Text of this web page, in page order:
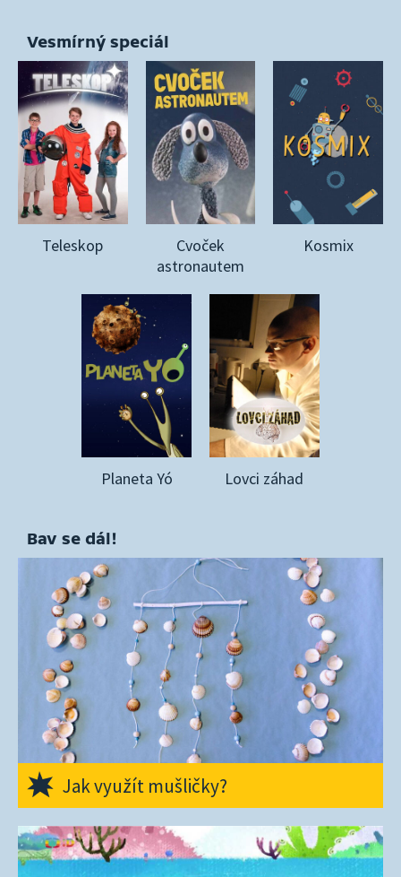
Vesmírný speciál
Teleskop
Cvoček
astronautem
Kosmix
Planeta Yó Lovci záhad
Bav se dál!
Jak využít mušličky?